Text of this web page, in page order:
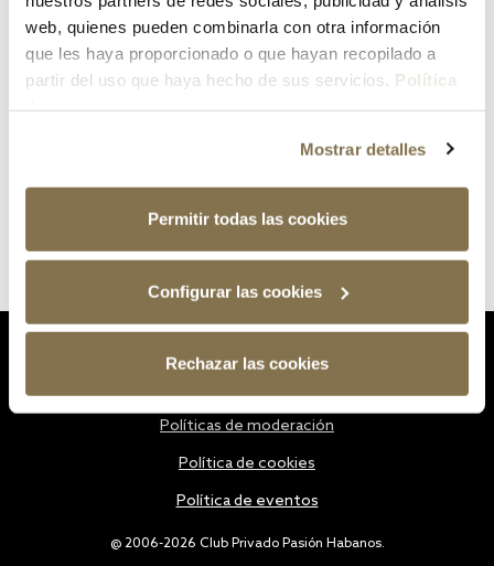
web, quienes pueden combinarla con otra información
que les haya proporcionado o que hayan recopilado a
partir del uso que haya hecho de sus servicios. Política
Mostrar detalles
Permitir todas las cookies
Configurar las cookies
Rechazar las cookies
@ 2006-2026 Club Privado Pasión Habanos.
Políticas de moderación
Política de cookies
Política de eventos